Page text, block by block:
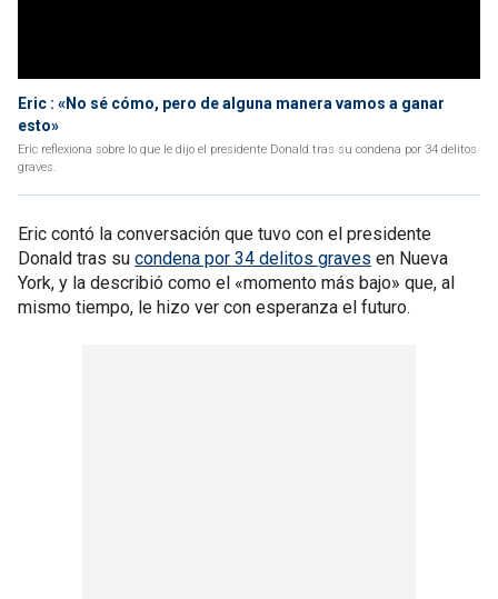
Eric : «No sé cómo, pero de alguna manera vamos a ganar
esto»
Eric reflexiona sobre lo que le dijo el presidente Donald tras su condena por 34 delitos
graves.
Eric contó la conversación que tuvo con el presidente
Donald tras su condena por 34 delitos graves en Nueva
York, y la describió como el «momento más bajo» que, al
mismo tiempo, le hizo ver con esperanza el futuro.